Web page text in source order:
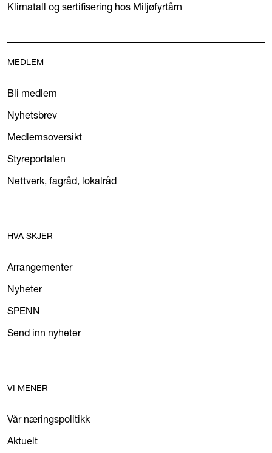
Klimatall og sertifisering hos Miljøfyrtårn
MEDLEM
Bli medlem
Nyhetsbrev
Medlemsoversikt
Styreportalen
Nettverk, fagråd, lokalråd
HVA SKJER
Arrangementer
Nyheter
SPENN
Send inn nyheter
VI MENER
Vår næringspolitikk
Aktuelt